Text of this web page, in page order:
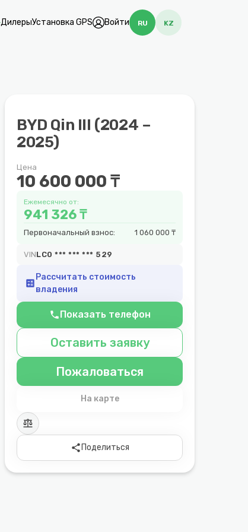
ДилерыУстановка GPS Войти RU KZ
BYD Qin III (2024 –
2025)
Цена
10 600 000 ₸
Ежемесячно от:
941 326 ₸
Первоначальный взнос: 1 060 000 ₸
VINLC0 *** *** *** 529
calculate
Рассчитать стоимость
владения
phone Показать телефон
Оставить заявку
Пожаловаться
На карте
balance
share Поделиться